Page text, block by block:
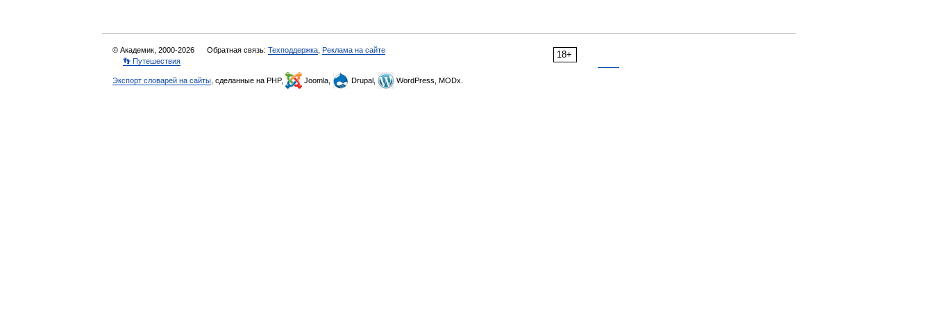
18+
© Академик, 2000-2026 Обратная связь: Техподдержка Реклама на сайте
👣 Путешествия
Экспорт словарей на сайты , сделанные на PHP, Joomla, Drupal, WordPress, MODx.